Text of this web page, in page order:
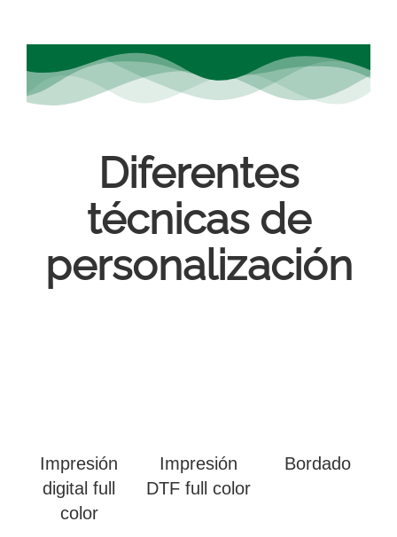
Diferentes
técnicas de
personalización
Impresión
digital full
color
Impresión
DTF full color
Bordado